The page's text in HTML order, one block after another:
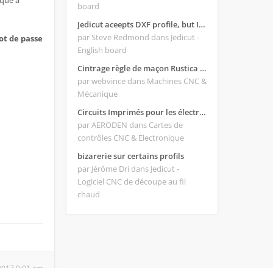
de passe
board
Jedicut aceepts DXF profile, but It won't cut (Icons grayed out)
par Steve Redmond dans Jedicut -
English board
Cintrage règle de maçon Rustica 2018C
par webvince dans Machines CNC &
Mécanique
Circuits Imprimés pour les électroniques:
par AERODEN dans Cartes de
contrôles CNC & Electronique
bizarerie sur certains profils
par Jérôme Dri dans Jedicut -
Logiciel CNC de découpe au fil
chaud